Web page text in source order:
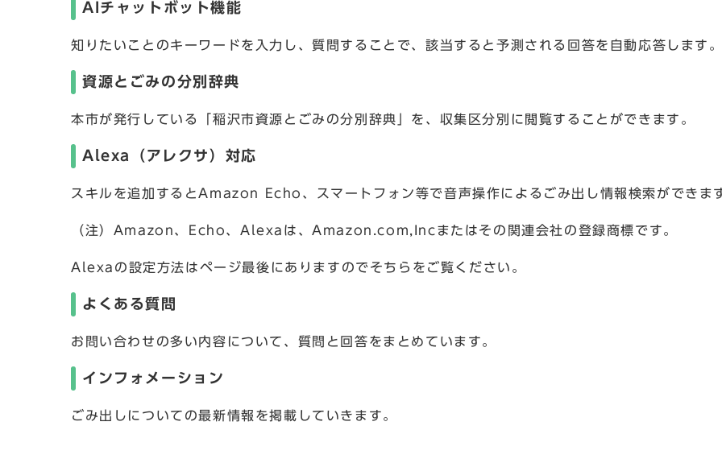
AIチャットボット機能
知りたいことのキーワードを入力し、質問することで、該当すると予測される回答を自動応答します。
資源とごみの分別辞典
本市が発行している「稲沢市資源とごみの分別辞典」を、収集区分別に閲覧することができます。
Alexa（アレクサ）対応
スキルを追加するとAmazon Echo、スマートフォン等で音声操作によるごみ出し情報検索ができま
（注）Amazon、Echo、Alexaは、Amazon.com,Incまたはその関連会社の登録商標です。
Alexaの設定方法はページ最後にありますのでそちらをご覧ください。
よくある質問
お問い合わせの多い内容について、質問と回答をまとめています。
インフォメーション
ごみ出しについての最新情報を掲載していきます。